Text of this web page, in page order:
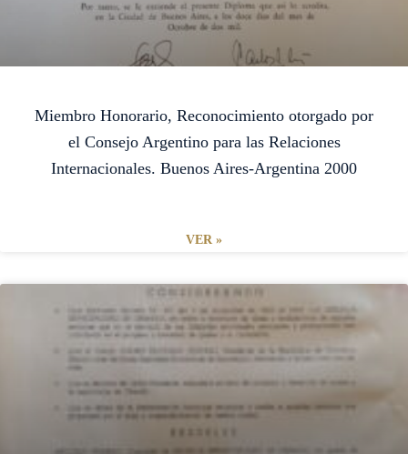
Miembro Honorario, Reconocimiento otorgado por
el Consejo Argentino para las Relaciones
Internacionales. Buenos Aires-Argentina 2000
VER »